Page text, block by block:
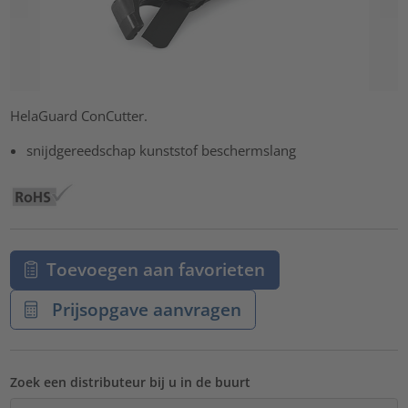
HelaGuard ConCutter.
snijdgereedschap kunststof beschermslang
Toevoegen aan favorieten
Prijsopgave aanvragen
Zoek een distributeur bij u in de buurt